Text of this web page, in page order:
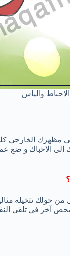
والياس
مظهرك الخارجى
الى الاحباك و ضع
تتخيله
آخر فى تلقى